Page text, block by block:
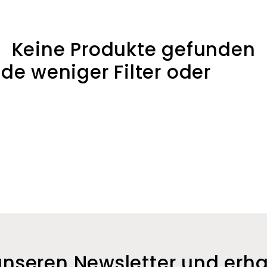
Keine Produkte gefunden
weniger Filter oder